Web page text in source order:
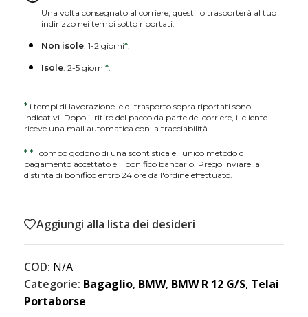
Una volta consegnato al corriere, questi lo trasporterà al tuo
indirizzo nei tempi sotto riportati:
Non isole: 1-2 giorni*;
Isole: 2-5 giorni*
* i tempi di lavorazione e di trasporto sopra riportati sono
indicativi. Dopo il ritiro del pacco da parte del corriere, il cliente
riceve una mail automatica con la tracciabilità.
* * i combo godono di una scontistica e l'unico metodo di
pagamento accettato è il bonifico bancario. Prego inviare la
distinta di bonifico entro 24 ore dall'ordine effettuato.
Aggiungi alla lista dei desideri
COD: N/A
Categorie: Bagaglio, BMW, BMW R 12 G/S, Telai
Portaborse